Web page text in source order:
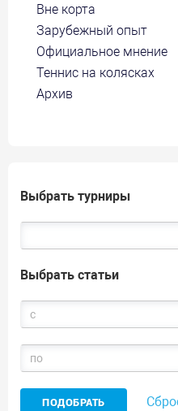
Вне корта
Зарубежный опыт
Официальное мнение
Теннис на колясках
Архив
Выбрать турниры
Выбрать статьи